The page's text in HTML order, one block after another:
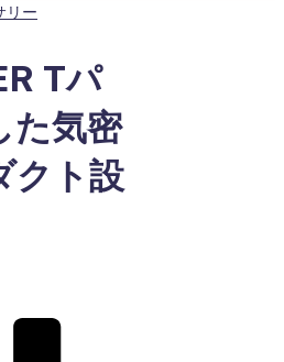
リー
Tパ
た気密
クト設